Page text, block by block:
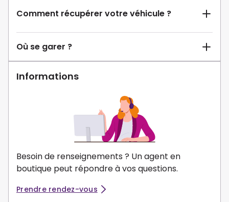
Comment récupérer votre véhicule ?
Où se garer ?
Informations
Besoin de renseignements ? Un agent en
boutique peut répondre à vos questions.
Prendre rendez-vous